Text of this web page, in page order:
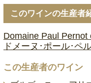
このワインの生産者
Domaine Paul Pernot
ドメーヌ･ポール･ペ
この生産者のワイン